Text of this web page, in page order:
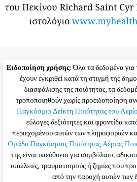
του Πεκίνου Richard Saint Cyr
ιστολόγιο
Ειδοποίηση χρήσης: Όλα τα δεδομένα για
έχουν εγκριθεί κατά τη στιγμή της
διασφάλισης της ποιότητας, τα
τροποποιηθούν χωρίς προειδοποίηση
Παγκόσμιο Δείκτη Ποιότητας του
εύλογες δεξιότητες και φροντίδα
περιεχομένου αυτών των πληροφοριών
Ομάδα Παγκόσμιας Ποιότητας Αέριας
της είναι υπεύθυνοι για συμβόλαιο,
απώλειες, τραυματισμούς ή ζημίες που
από την παροχή αυτών των